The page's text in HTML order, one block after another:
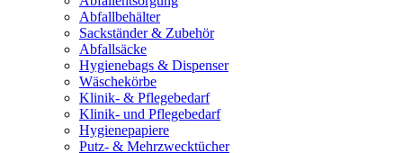
Abfallbehälter
Sackständer & Zubehör
Abfallsäcke
Hygienebags & Dispenser
Wäschekörbe
Klinik- & Pflegebedarf
Klinik- und Pflegebedarf
Hygienepapiere
Putz- & Mehrzwecktücher